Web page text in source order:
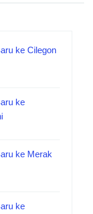
ke Cilegon
ke
ke Merak
ke